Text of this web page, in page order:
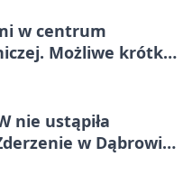
w centrum
Możliwe krótkie
nie ustąpiła
w Dąbrowie